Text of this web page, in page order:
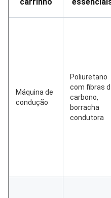
Máquina de
condução
Poliuretano
com fibras
carbono,
borracha
condutora